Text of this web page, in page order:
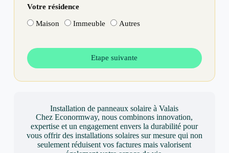
Votre résidence
Maison Immeuble Autres
Etape suivante
Installation de panneaux solaire à Valais
Chez Econormway, nous combinons innovation,
expertise et un engagement envers la durabilité pour
vous offrir des installations solaires sur mesure qui non
seulement réduisent vos factures mais valorisent